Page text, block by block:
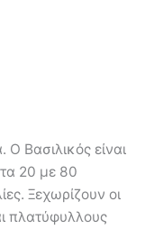
Ο Βασιλικός είναι
20 με 80
Ξεχωρίζουν οι
πλατύφυλλους